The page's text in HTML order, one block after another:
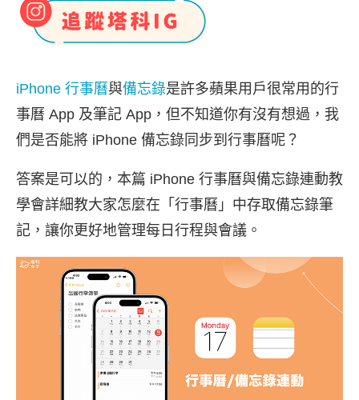
iPhone 行事曆與備忘錄是許多蘋果用戶很常用的行
事曆 App 及筆記 App，但不知道你有沒有想過，我
們是否能將 iPhone 備忘錄同步到行事曆呢？
答案是可以的，本篇 iPhone 行事曆與備忘錄連動教
學會詳細教大家怎麼在「行事曆」中存取備忘錄筆
記，讓你更好地管理每日行程與會議。